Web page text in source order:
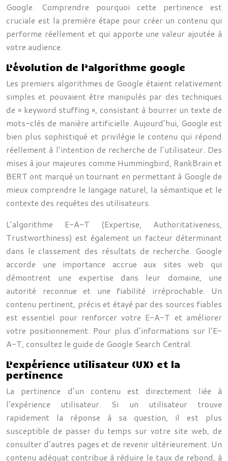
Google. Comprendre pourquoi cette pertinence est
cruciale est la première étape pour créer un contenu qui
performe réellement et qui apporte une valeur ajoutée à
votre audience.
L’évolution de l’algorithme google
Les premiers algorithmes de Google étaient relativement
simples et pouvaient être manipulés par des techniques
de « keyword stuffing », consistant à bourrer un texte de
mots-clés de manière artificielle. Aujourd’hui, Google est
bien plus sophistiqué et privilégie le contenu qui répond
réellement à l’intention de recherche de l’utilisateur. Des
mises à jour majeures comme Hummingbird, RankBrain et
BERT ont marqué un tournant en permettant à Google de
mieux comprendre le langage naturel, la sémantique et le
contexte des requêtes des utilisateurs.
L’algorithme E-A-T (Expertise, Authoritativeness,
Trustworthiness) est également un facteur déterminant
dans le classement des résultats de recherche. Google
accorde une importance accrue aux sites web qui
démontrent une expertise dans leur domaine, une
autorité reconnue et une fiabilité irréprochable. Un
contenu pertinent, précis et étayé par des sources fiables
est essentiel pour renforcer votre E-A-T et améliorer
votre positionnement. Pour plus d’informations sur l’E-
A-T, consultez le guide de Google Search Central.
L’expérience utilisateur (UX) et la
pertinence
La pertinence d’un contenu est directement liée à
l’expérience utilisateur. Si un utilisateur trouve
rapidement la réponse à sa question, il est plus
susceptible de passer du temps sur votre site web, de
consulter d’autres pages et de revenir ultérieurement. Un
contenu adéquat contribue à réduire le taux de rebond, à